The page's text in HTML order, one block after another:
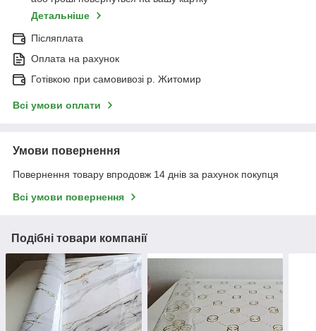
Детальніше
Післяплата
Оплата на рахунок
Готівкою при самовивозі р. Житомир
Всі умови оплати
Умови повернення
Повернення товару впродовж 14 днів за рахунок покупця
Всі умови повернення
Подібні товари компанії